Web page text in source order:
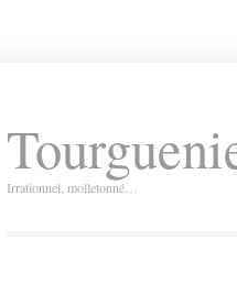
Irrationnel, molletonné…